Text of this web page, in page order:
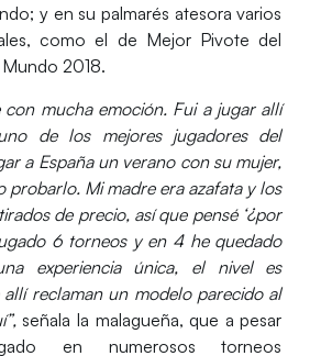
y en su palmarés atesora varios
como el de Mejor Pivote del
2018.
con mucha emoción. Fui a jugar allí
de los mejores jugadores del
a España un verano con su mujer,
probarlo. Mi madre era azafata y los
de precio, así que pensé ‘¿por
6 torneos y en 4 he quedado
experiencia única, el nivel es
allí reclaman un modelo parecido al
señala la malagueña, que a pesar
en numerosos torneos